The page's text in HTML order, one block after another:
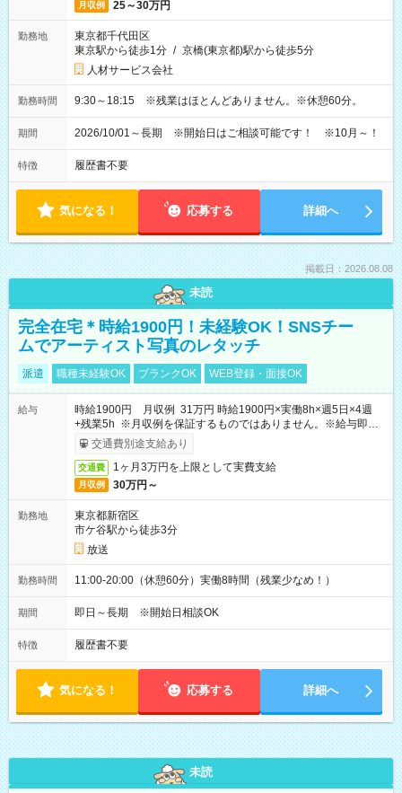
月収例 25～30万円
勤務地
東京都千代田区
東京駅から徒歩1分 / 京橋(東京都)駅から徒歩5分
人材サービス会社
勤務時間 9:30～18:15 ※残業はほとんどありません。※休憩60分。
期間 2026/10/01～長期 ※開始日はご相談可能です！ ※10月～！
特徴 履歴書不要
気になる！ 応募する 詳細へ
掲載日：2026.08.08
未読
完全在宅＊時給1900円！未経験OK！SNSチー
ムでアーティスト写真のレタッチ
派遣 職種未経験OK ブランクOK WEB登録・面接OK
給与
時給1900円 月収例 31万円 時給1900円×実働8h×週5日×4週
+残業5h ※月収例を保証するものではありません。※給与即受
取りサービス利用可（利用条件有）
交通費別途支給あり
交通費 1ヶ月3万円を上限として実費支給
月収例 30万円～
勤務地
東京都新宿区
市ケ谷駅から徒歩3分
放送
勤務時間 11:00-20:00（休憩60分）実働8時間（残業少なめ！）
期間 即日～長期 ※開始日相談OK
特徴 履歴書不要
気になる！ 応募する 詳細へ
未読